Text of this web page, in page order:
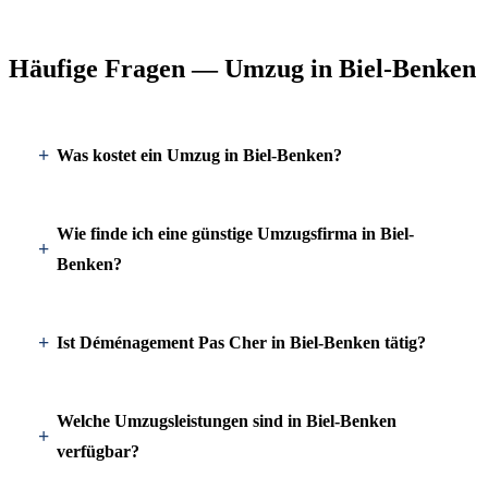
Häufige Fragen — Umzug in Biel-Benken
Was kostet ein Umzug in Biel-Benken?
Wie finde ich eine günstige Umzugsfirma in Biel-
Benken?
Ist Déménagement Pas Cher in Biel-Benken tätig?
Welche Umzugsleistungen sind in Biel-Benken
verfügbar?